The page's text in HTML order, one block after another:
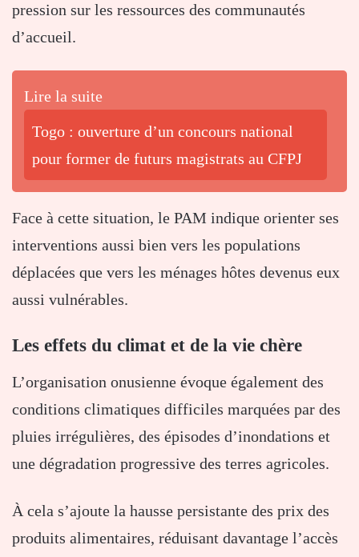
pression sur les ressources des communautés
d’accueil.
Lire la suite
Togo : ouverture d’un concours national
pour former de futurs magistrats au CFPJ
Face à cette situation, le PAM indique orienter ses
interventions aussi bien vers les populations
déplacées que vers les ménages hôtes devenus eux
aussi vulnérables.
Les effets du climat et de la vie chère
L’organisation onusienne évoque également des
conditions climatiques difficiles marquées par des
pluies irrégulières, des épisodes d’inondations et
une dégradation progressive des terres agricoles.
À cela s’ajoute la hausse persistante des prix des
produits alimentaires, réduisant davantage l’accès